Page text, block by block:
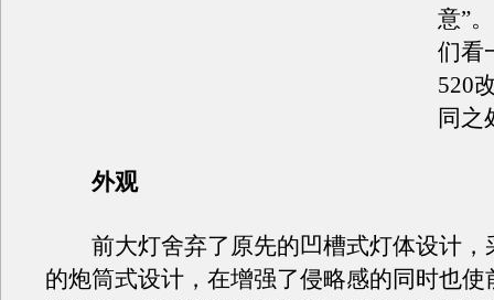
意”
们看
520
同之
外观
前大灯舍弃了原先的凹槽式灯体设计，
的炮筒式设计，在增强了侵略感的同时也使